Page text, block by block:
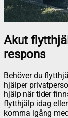
Akut
respons
Behöver du
hjälper
hjälp när tider
flytthjälp idag
komma igång